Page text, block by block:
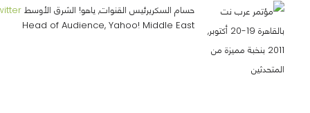
حسام السكريرئيس القنوات, ياهو! الشرق الأوسط
Head of Audience, Yahoo! Middle East